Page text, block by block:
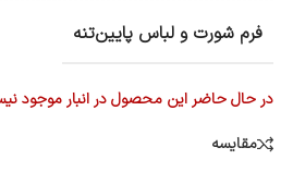
فرم شورت و لباس پایین‌تنه
در حال حاضر این محصول در انبار موجود
مقایسه